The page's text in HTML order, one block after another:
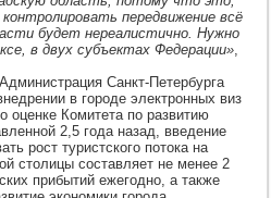
передвижение всё
будет нереалистично. Нужно
в двух субъектах Федерации»,
Санкт-Петербурга
в городе электронных виз
оценке Комитета по развитию
2,5 года назад, введение
рост туристского потока на
столицы составляет не менее 2
прибытий ежегодно, а также